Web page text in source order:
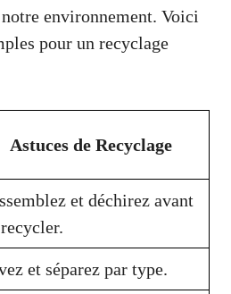
environnement. Voici
pour un recyclage
Astuces de Recyclage
et déchirez avant
et séparez par type.